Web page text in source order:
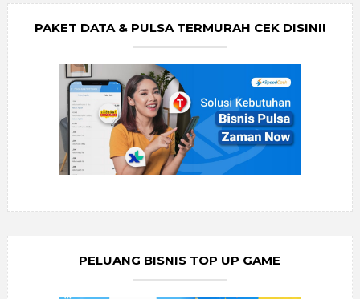
PAKET DATA & PULSA TERMURAH CEK DISINI!
PELUANG BISNIS TOP UP GAME